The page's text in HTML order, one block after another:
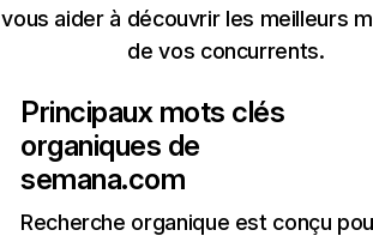
vous aider à découvrir les meilleurs
de vos concurrents.
Principaux mots clés
organiques de
semana.com
Recherche organique est conçu